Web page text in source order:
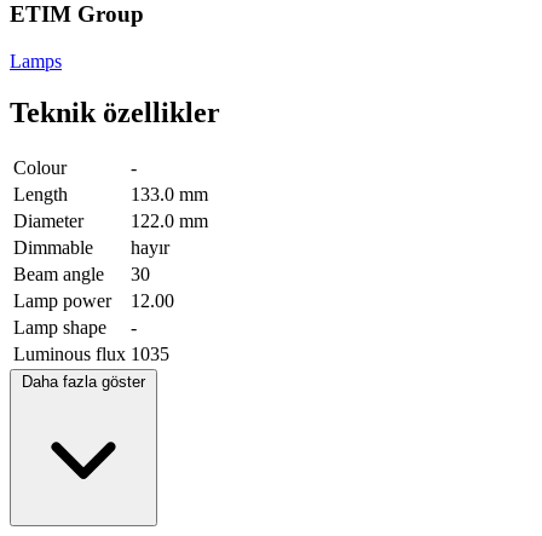
ETIM Group
Lamps
Teknik özellikler
Colour
-
Length
133.0 mm
Diameter
122.0 mm
Dimmable
hayır
Beam angle
30
Lamp power
12.00
Lamp shape
-
Luminous flux 1035
Daha fazla göster